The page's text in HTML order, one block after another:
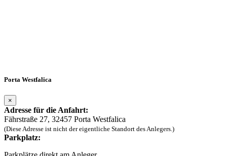
Porta Westfalica
×
Adresse für die Anfahrt:
Fährstraße 27, 32457 Porta Westfalica
(Diese Adresse ist nicht der eigentliche Standort des Anlegers.)
Parkplatz: